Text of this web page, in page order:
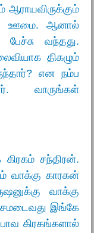
ஆராயவிருக்கும்
ஊமை. ஆனால்
வந்தது.
திகழும்
என நம்ப
வாருங்கள்
கிரகம் சந்திரன்.
வாக்கு காரகன்
வாக்கு
இங்கே
கிரகங்களால்